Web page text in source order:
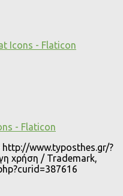
Icons - Flaticon
- Flaticon
www.typosthes.gr/?
χρήση / Trademark,